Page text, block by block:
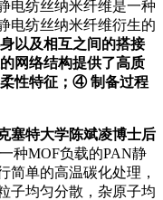
电纺丝纳米纤维是一种
电纺丝纳米纤维衍生的
以及相互之间的搭接
网络结构提供了高质
性特征；④ 制备过程
塞特大学陈斌凌博士后
种MOF负载的PAN静
简单的高温碳化处理，
子均匀分散，杂原子均